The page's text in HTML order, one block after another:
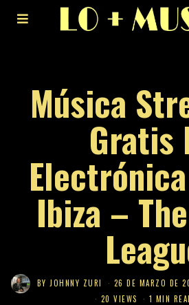
Música
Gratis
Ibiza –
BYJOHNNY ZURI 26 DE MARZO DE
20 VIEWS
1 MIN